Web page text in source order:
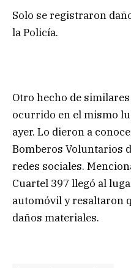
Solo se registraron
la Policía.
Otro hecho de
ocurrido en el mismo
ayer. Lo dieron a
Bomberos Voluntarios
redes sociales.
Cuartel 397 llegó al
automóvil y resaltaron
daños materiales.